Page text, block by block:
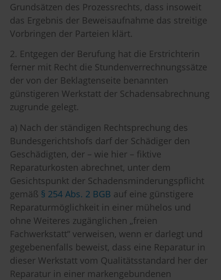
Grundsätzen des Prozessrechts, dass insoweit
das Ergebnis der Beweisaufnahme das streitige
Vorbringen der Parteien klärt.
2. Entgegen der Berufung hat die Erstrichterin
ferner mit Recht die Stundenverrechnungssätze
der von der Beklagtenseite benannten
günstigeren Werkstatt der Schadensabrechnung
zugrunde gelegt.
a) Nach der ständigen Rechtsprechung des
Bundesgerichtshofs darf der Schädiger den
Geschädigten, der – wie hier – fiktive
Reparaturkosten abrechnet, unter dem
Gesichtspunkt der Schadensminderungspflicht
gemäß § 254 Abs. 2 BGB auf eine günstigere
Reparaturmöglichkeit in einer mühelos und
ohne Weiteres zugänglichen „freien
Fachwerkstatt“ verweisen, wenn er darlegt und
gegebenenfalls beweist, dass eine Reparatur in
dieser Werkstatt vom Qualitätsstandard her der
Reparatur in einer markengebundenen